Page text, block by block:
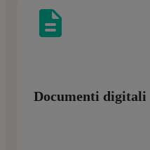
Documenti digitali